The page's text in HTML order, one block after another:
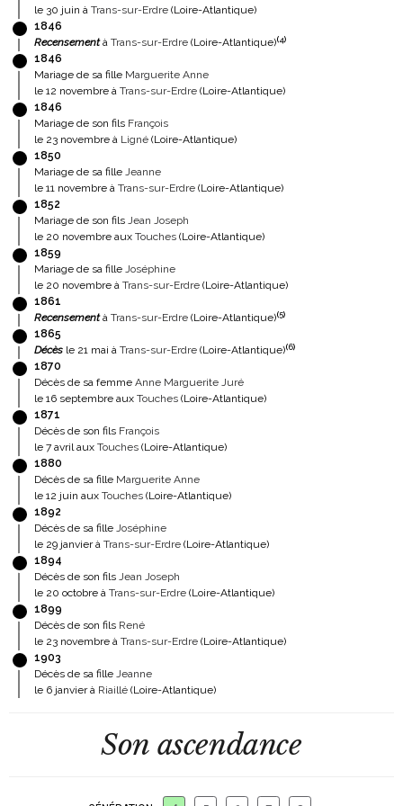
le 30 juin à Trans-sur-Erdre (Loire-Atlantique)
1846
Recensementà Trans-sur-Erdre (Loire-Atlantique)(4)
1846
Mariage de sa fille Marguerite Anne
le 12 novembre à Trans-sur-Erdre (Loire-Atlantique)
1846
Mariage de son fils François
le 23 novembre à Ligné (Loire-Atlantique)
1850
Mariage de sa fille Jeanne
le 11 novembre à Trans-sur-Erdre (Loire-Atlantique)
1852
Mariage de son fils Jean Joseph
le 20 novembre aux Touches (Loire-Atlantique)
1859
Mariage de sa fille Joséphine
le 20 novembre à Trans-sur-Erdre (Loire-Atlantique)
1861
Recensementà Trans-sur-Erdre (Loire-Atlantique)(5)
1865
Décès le 21 mai à Trans-sur-Erdre (Loire-Atlantique)(6)
1870
Décès de sa femme Anne Marguerite Juré
le 16 septembre aux Touches (Loire-Atlantique)
1871
Décès de son fils François
le 7 avril aux Touches (Loire-Atlantique)
1880
Décès de sa fille Marguerite Anne
le 12 juin aux Touches (Loire-Atlantique)
1892
Décès de sa fille Joséphine
le 29 janvier à Trans-sur-Erdre (Loire-Atlantique)
1894
Décès de son fils Jean Joseph
le 20 octobre à Trans-sur-Erdre (Loire-Atlantique)
1899
Décès de son fils René
le 23 novembre à Trans-sur-Erdre (Loire-Atlantique)
1903
Décès de sa fille Jeanne
le 6 janvier à Riaillé (Loire-Atlantique)
Son ascendance